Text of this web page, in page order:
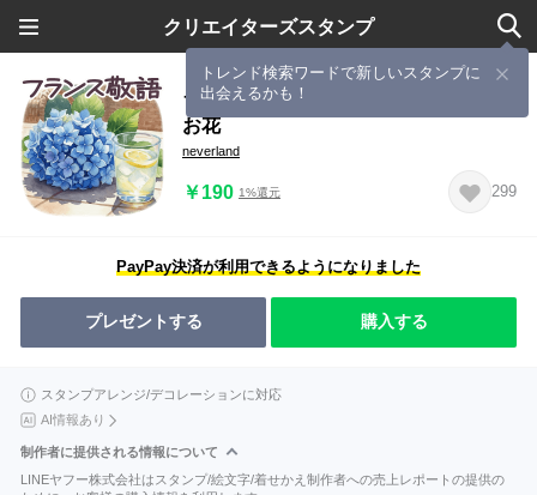
クリエイターズスタンプ
トレンド検索ワードで新しいスタンプに
出会えるかも！
フランス 敬語 初夏 夏 日常✿大人上品
お花
neverland
￥190 1%還元 299
PayPay決済が利用できるようになりました
プレゼントする 購入する
スタンプアレンジ/デコレーションに対応
AI情報あり
制作者に提供される情報について
LINEヤフー株式会社はスタンプ/絵文字/着せかえ制作者への売上レポートの提供の